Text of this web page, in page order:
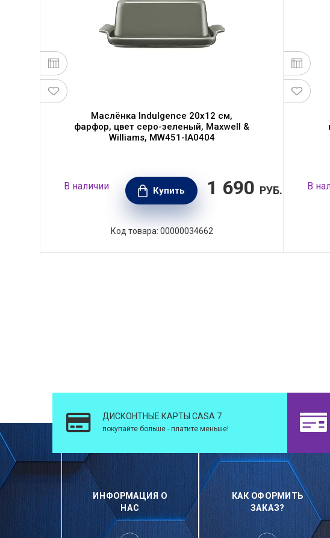
Маслёнка Indulgence 20х12 см,
фарфор, цвет серо-зеленый, Maxwell &
Williams, MW451-IA0404
В наличии Купить 1 690 РУБ.
Код товара: 00000034662
В
ДИСКОНТНЫЕ КАРТЫ CASA 7
покупайте больше - платите меньше!
ИНФОРМАЦИЯ О
НАС
КАК ОФОРМИТЬ
ЗАКАЗ?